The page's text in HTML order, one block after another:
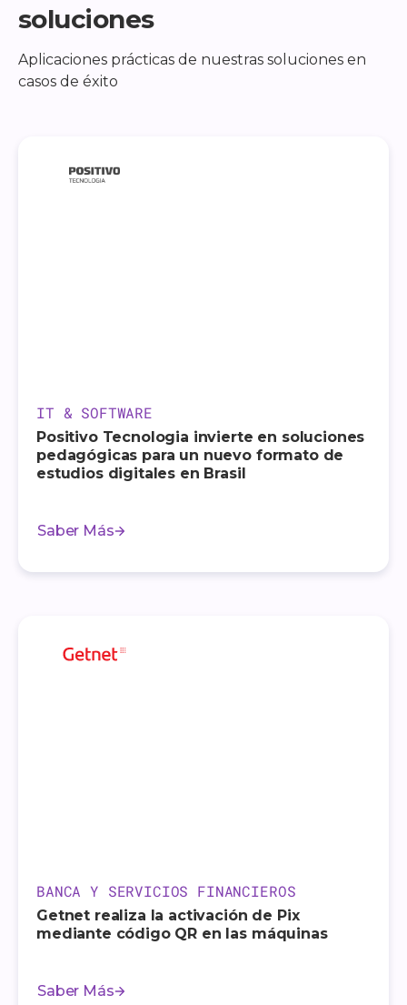
soluciones
Aplicaciones prácticas de nuestras soluciones en
casos de éxito
IT & SOFTWARE
Positivo Tecnologia invierte en soluciones
pedagógicas para un nuevo formato de
estudios digitales en Brasil
Saber Más
BANCA Y SERVICIOS FINANCIEROS
Getnet realiza la activación de Pix
mediante código QR en las máquinas
Saber Más